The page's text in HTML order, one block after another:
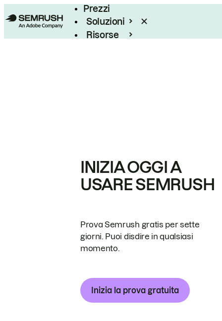
Prezzi
Soluzioni
Risorse
INIZIA OGGI A
USARE SEMRUSH
Prova Semrush gratis per sette
giorni. Puoi disdire in qualsiasi
momento.
Inizia la prova gratuita